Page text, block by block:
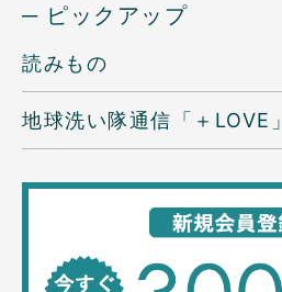
─ ピックアップ
読みもの
地球洗い隊通信「＋LOVE」